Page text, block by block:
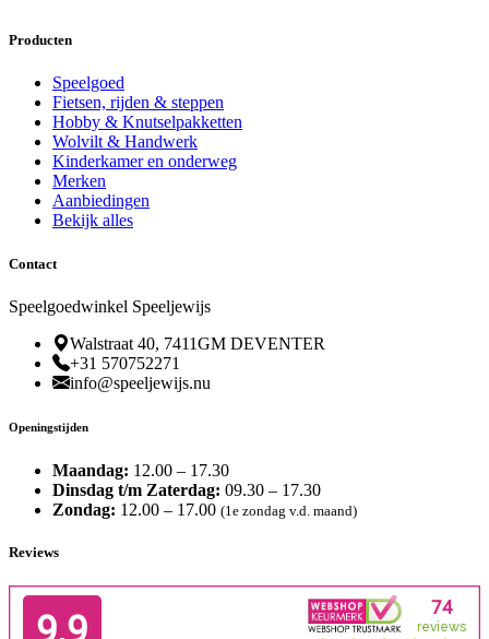
Producten
Speelgoed
Fietsen, rijden & steppen
Hobby & Knutselpakketten
Wolvilt & Handwerk
Kinderkamer en onderweg
Merken
Aanbiedingen
Bekijk alles
Contact
Speelgoedwinkel Speeljewijs
Walstraat 40, 7411GM DEVENTER
+31 570752271
info@speeljewijs.nu
Openingstijden
Maandag: 12.00 – 17.30
Dinsdag t/m Zaterdag: 09.30 – 17.30
Zondag: 12.00 – 17.00 (1e zondag v.d. maand)
Reviews